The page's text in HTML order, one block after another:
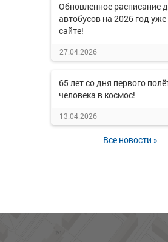
Обновленное расписание
автобусов на 2026 год уже
сайте!
27.04.2026
65 лет со дня первого
человека в космос!
13.04.2026
Все новости »